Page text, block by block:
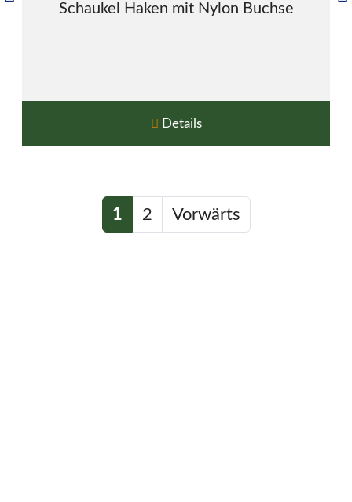
Schaukel Haken mit Nylon Buchse
Details
1 2 Vorwärts